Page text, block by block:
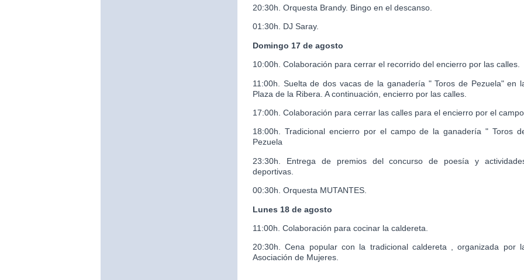
20:30h. Orquesta Brandy. Bingo en el descanso.
01:30h. DJ Saray.
Domingo 17 de agosto
10:00h. Colaboración para cerrar el recorrido del encierro por las calles.
11:00h. Suelta de dos vacas de la ganadería " Toros de Pezuela" en
Plaza de la Ribera. A continuación, encierro por las calles.
17:00h. Colaboración para cerrar las calles para el encierro por el
18:00h. Tradicional encierro por el campo de laganadería " Toros
Pezuela
23:30h. Entrega de premios del concurso de poesía y
deportivas.
00:30h. Orquesta MUTANTES.
Lunes 18 de agosto
11:00h. Colaboración para cocinar la caldereta.
20:30h. Cena popular con la tradicional caldereta , organizada por
Asociación de Mujeres.